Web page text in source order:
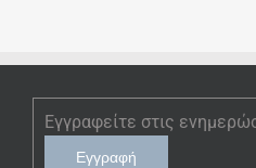
Εγγραφείτε στις
Εγγραφή